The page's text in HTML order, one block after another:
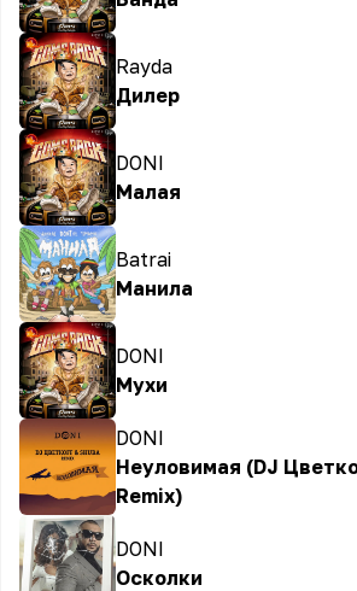
Rayda
Дилер
DONI
Малая
Batrai
Манила
DONI
Мухи
DONI
Неуловимая (DJ
Remix)
DONI
Осколки